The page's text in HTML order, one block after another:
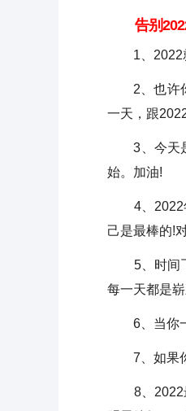
告别2022
1、2022就
2、也许你
一天，跟
3、今天是
始。加油!
4、2022年
己是最棒的!
5、时间飞
每一天都是
6、当你一
7、如果你
8、2022最